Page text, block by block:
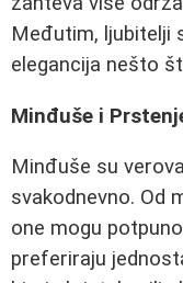
Međutim, ljubitelji
elegancija nešto
Minđuše i
Minđuše su
svakodnevno. Od
one mogu
preferiraju